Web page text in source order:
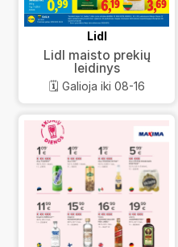
Lidl
Lidl maisto prekių
leidinys
🗓️ Galioja iki 08-16